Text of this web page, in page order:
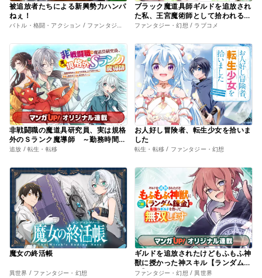
被追放者たちによる新興勢力ハンパ
ねぇ！
バトル・格闘・アクション / ファンタジー・幻想
ブラック魔道具師ギルドを追放され
た私、王宮魔術師として拾われる
～ホワイトな宮廷で、幸せな新生活
ファンタジー・幻想 / ラブコメ
非戦闘職の魔道具研究員、実は規格
外のＳランク魔導師 ～勤務時間外
に無給で成果を上げてきたのに無能
追放 / 転生・転移
お人好し冒険者、転生少女を拾いま
した
転生・転移 / ファンタジー・幻想
魔女の終活帳
異世界 / ファンタジー・幻想
ギルドを追放されたけどもふもふ神
獣に授かった神スキル【ランダム錬
金】で最強のギルドを作って無双し
ファンタジー・幻想 / 異世界